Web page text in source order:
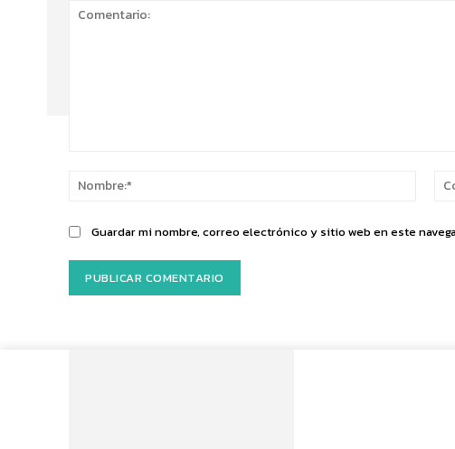
Guardar mi nombre, correo electrónico y sitio web en este